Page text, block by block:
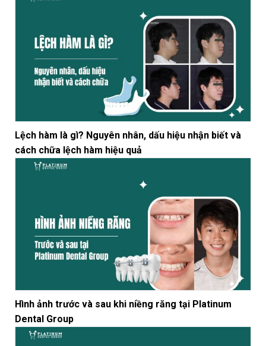
Lệch hàm là gì? Nguyên nhân, dấu hiệu nhận biết và
cách chữa lệch hàm hiệu quả
Hình ảnh trước và sau khi niềng răng tại Platinum
Dental Group